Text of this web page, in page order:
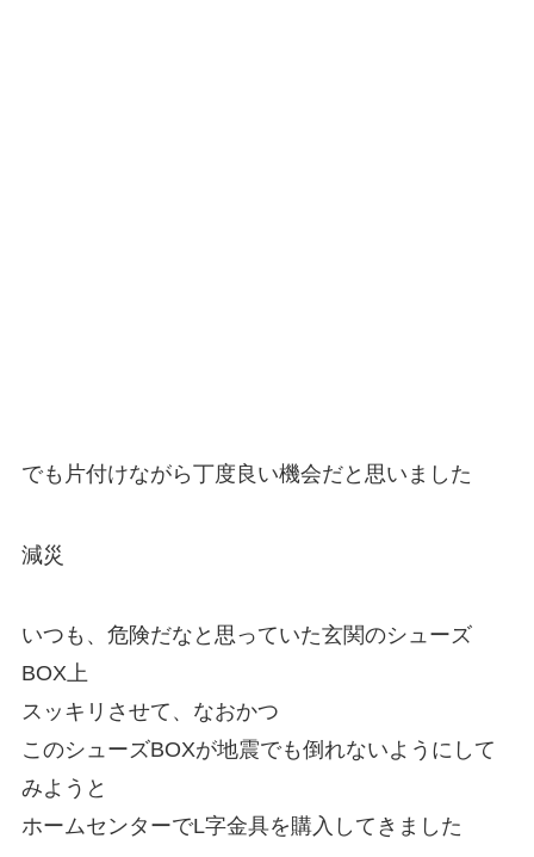
でも片付けながら丁度良い機会だと思いました
減災
いつも、 危険だなと思っていた玄関のシューズ
BOX上
スッキリさせて、なおかつ
このシューズBOXが地震でも倒れないようにして
みようと
ホームセンターでL字金具を購入してきました